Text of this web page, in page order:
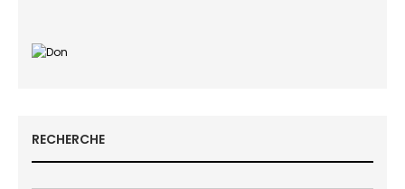
RECHERCHE